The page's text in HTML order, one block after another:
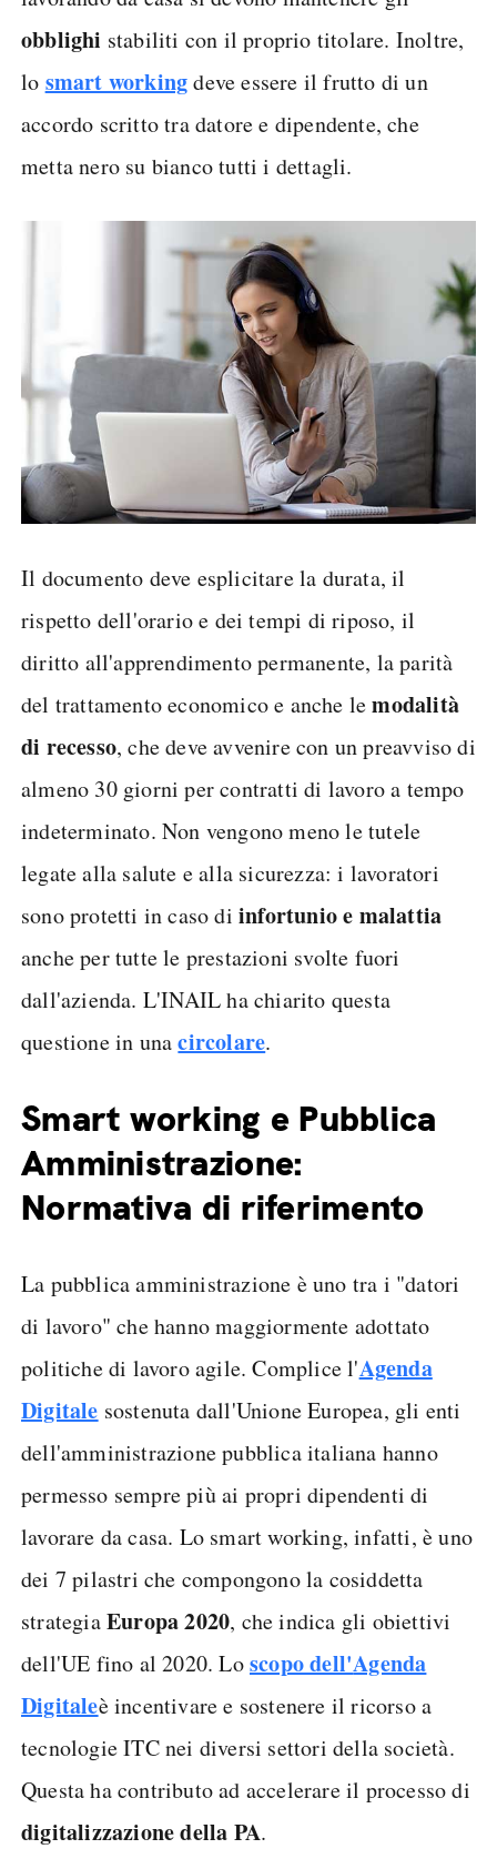
obblighi stabiliti con il proprio titolare. Inoltre,
lo smart workingdeve essere il frutto di un
accordo scritto tra datore e dipendente, che
metta nero su bianco tutti i dettagli.
Il documento deve esplicitare la durata, il
rispetto dell'orario e dei tempi di riposo, il
diritto all'apprendimento permanente, la parità
del trattamento economico e anche lemodalità
di recesso, che deve avvenire con un preavviso di
almeno 30 giorni per contratti di lavoro a tempo
indeterminato. Non vengono meno le tutele
legate alla salute e alla sicurezza: i lavoratori
sono protetti in caso di infortunio e malattia
anche per tutte le prestazioni svolte fuori
dall'azienda. L'INAIL ha chiarito questa
questione in unacircolare.
Smart working e Pubblica
Amministrazione:
Normativa di riferimento
La pubblica amministrazione è uno tra i "datori
di lavoro" che hanno maggiormente adottato
politiche di lavoro agile. Complice l'Agenda
Digitale sostenuta dall'Unione Europea, gli enti
dell'amministrazione pubblica italiana hanno
permesso sempre più ai propri dipendenti di
lavorare da casa. Lo smart working, infatti, è uno
dei 7 pilastri che compongono la cosiddetta
strategiaEuropa 2020, che indica gli obiettivi
dell'UE fino al 2020. Loscopo dell'Agenda
Digitaleè incentivare e sostenere il ricorso a
tecnologie ITC nei diversi settori della società.
Questa ha contributo ad accelerare il processo di
digitalizzazione della PA.